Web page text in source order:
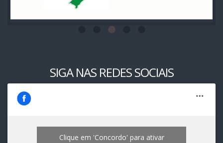
SIGA NAS REDES SOCIAIS
Clique em 'Concordo' para ativar